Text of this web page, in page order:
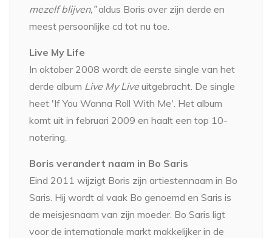
mezelf blijven,”aldus Boris over zijn derde en
meest persoonlijke cd tot nu toe.
Live My Life
In oktober 2008 wordt de eerste single van het
derde album Live My Liveuitgebracht. De single
heet 'If You Wanna Roll With Me'. Het album
komt uit in februari 2009 en haalt een top 10-
notering.
Boris verandert naam in Bo Saris
Eind 2011 wijzigt Boris zijn artiestennaam in Bo
Saris. Hij wordt al vaak Bo genoemd en Saris is
de meisjesnaam van zijn moeder. Bo Saris ligt
voor de internationale markt makkelijker in de